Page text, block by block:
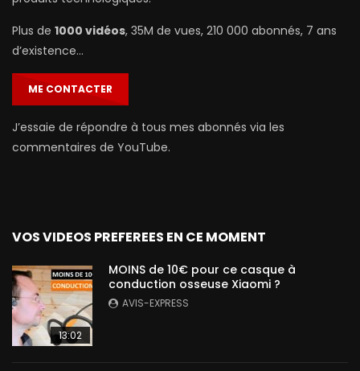
Plus de 1000 vidéos, 35M de vues, 210 000 abonnés, 7 ans
d’existence…
ME CONTACTER
J’essaie de répondre à tous mes abonnés via les
commentaires de YouTube.
VOS VIDEOS PREFEREES EN CE MOMENT
13:02
MOINS de 10€ pour ce casque à
conduction osseuse Xiaomi ?
AVIS-EXPRESS